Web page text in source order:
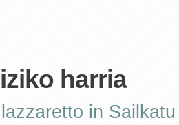
harria
lazzaretto in